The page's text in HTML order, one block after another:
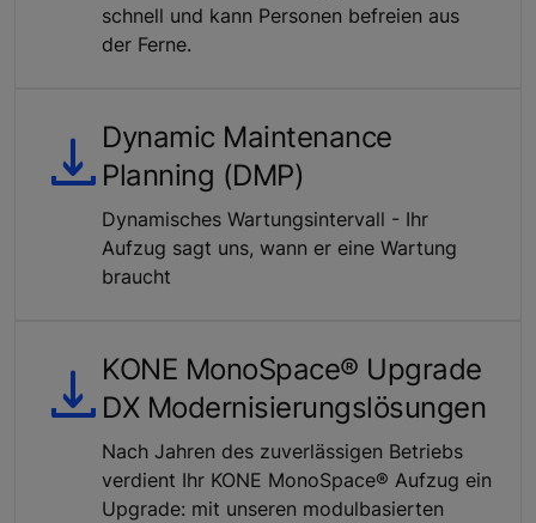
schnell und kann Personen befreien aus
der Ferne.
Dynamic Maintenance
Planning (DMP)
Dynamisches Wartungsintervall - Ihr
Aufzug sagt uns, wann er eine Wartung
braucht
KONE MonoSpace® Upgrade
DX Modernisierungslösungen
Nach Jahren des zuverlässigen Betriebs
verdient Ihr KONE MonoSpace® Aufzug ein
Upgrade: mit unseren modulbasierten